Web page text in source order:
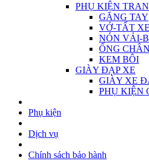
PHỤ KIỆN
GĂNG TAY
VỚ-TẤT
NÓN VẢI-
ỐNG
KEM BÔI
GIÀY ĐẠP XE
GIÀY XE
PHỤ KIỆN
Phụ kiện
Dịch vụ
Chính sách bảo hành